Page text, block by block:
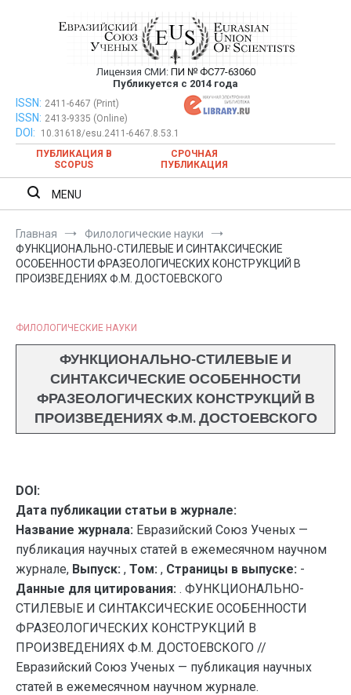
Евразийский Союз Ученых —
публикация научных статей в
ежемесячном научном журнале
Лицензия СМИ: ПИ № ФС77-63060
Публикуется с 2014 года
Евразийский Союз Ученых — публикация научных статей в
ежемесячном научном журнале
ISSN: 2411-6467 (Print)
ISSN: 2413-9335 (Online)
DOI:
10.31618/esu.2411-6467.8.53.1
ПУБЛИКАЦИЯ В
SCOPUS
СРОЧНАЯ
ПУБЛИКАЦИЯ
MENU
Главная
Филологические науки
ФУНКЦИОНАЛЬНО-СТИЛЕВЫЕ И СИНТАКСИЧЕСКИЕ
ОСОБЕННОСТИ ФРАЗЕОЛОГИЧЕСКИХ КОНСТРУКЦИЙ В
ПРОИЗВЕДЕНИЯХ Ф.М. ДОСТОЕВСКОГО
ФИЛОЛОГИЧЕСКИЕ НАУКИ
ФУНКЦИОНАЛЬНО-СТИЛЕВЫЕ И
СИНТАКСИЧЕСКИЕ ОСОБЕННОСТИ
ФРАЗЕОЛОГИЧЕСКИХ КОНСТРУКЦИЙ В
ПРОИЗВЕДЕНИЯХ Ф.М. ДОСТОЕВСКОГО
DOI:
Дата публикации статьи в журнале:
Название журнала: Евразийский Союз Ученых —
публикация научных статей в ежемесячном научном
журнале, Выпуск: , Том: , Страницы в выпуске: -
Данные для цитирования: . ФУНКЦИОНАЛЬНО-
СТИЛЕВЫЕ И СИНТАКСИЧЕСКИЕ ОСОБЕННОСТИ
ФРАЗЕОЛОГИЧЕСКИХ КОНСТРУКЦИЙ В
ПРОИЗВЕДЕНИЯХ Ф.М. ДОСТОЕВСКОГО //
Евразийский Союз Ученых — публикация научных
статей в ежемесячном научном журнале.